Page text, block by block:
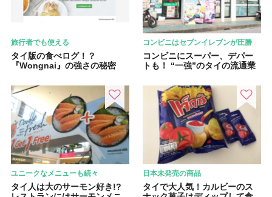
旅行者でも使える
タイ版の食べログ！？
『Wongnai』の強さの秘密
コンビニはセブンイレブンが圧勝
コンビニにスーパー、デパー
トも！ “一強”のタイの流通業
ユニークなメニューも続々
タイ人は大のサーモン好き!?
日本未発売の商品
タイで大人気！カルビーのス